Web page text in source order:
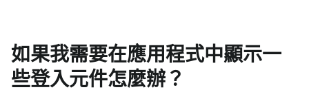
如果我需要在應用程式中顯示一
些登入元件怎麼辦？